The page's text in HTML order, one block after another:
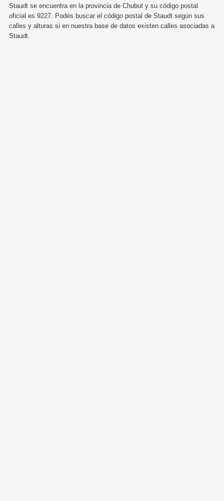
Staudt se encuentra en la provincia de Chubut y su código postal
oficial es 9227. Podés buscar el código postal de Staudt según sus
calles y alturas si en nuestra base de datos existen calles asociadas a
Staudt.